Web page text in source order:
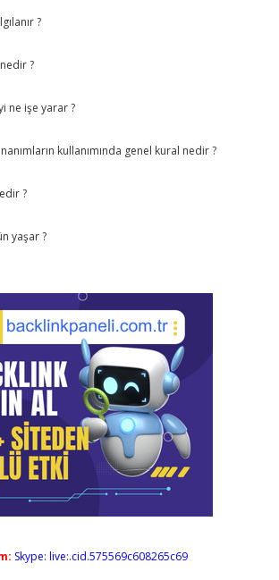
?
?
ne işe yarar ?
kullanımında genel kural nedir ?
?
yaşar ?
Skype: live:.cid.575569c608265c69